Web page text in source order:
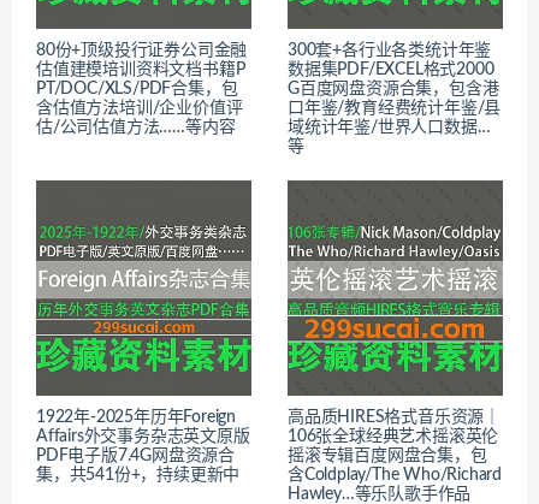
80份+顶级投行证券公司金融
估值建模培训资料文档书籍P
PT/DOC/XLS/PDF合集，包
含估值方法培训/企业价值评
估/公司估值方法……等内容
300套+各行业各类统计年鉴
数据集PDF/EXCEL格式2000
G百度网盘资源合集，包含港
口年鉴/教育经费统计年鉴/县
域统计年鉴/世界人口数据…
等
1922年-2025年历年Foreign
Affairs外交事务杂志英文原版
PDF电子版7.4G网盘资源合
集，共541份+，持续更新中
高品质HIRES格式音乐资源｜
106张全球经典艺术摇滚英伦
摇滚专辑百度网盘合集，包
含Coldplay/The Who/Richard
Hawley…等乐队歌手作品